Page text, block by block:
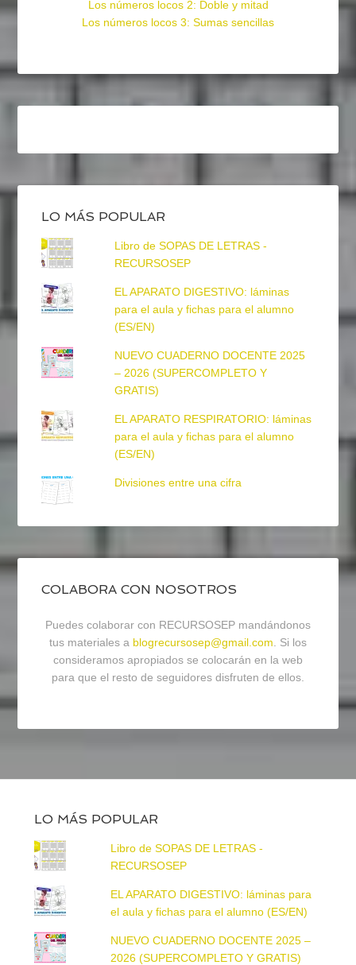
Los números locos 2: Doble y mitad
Los números locos 3: Sumas sencillas
LO MÁS POPULAR
Libro de SOPAS DE LETRAS -
RECURSOSEP
EL APARATO DIGESTIVO: láminas
para el aula y fichas para el alumno
(ES/EN)
NUEVO CUADERNO DOCENTE 2025
– 2026 (SUPERCOMPLETO Y
GRATIS)
EL APARATO RESPIRATORIO: láminas
para el aula y fichas para el alumno
(ES/EN)
Divisiones entre una cifra
COLABORA CON NOSOTROS
Puedes colaborar con RECURSOSEP mandándonos
tus materiales a blogrecursosep@gmail.com. Si los
consideramos apropiados se colocarán en la web
para que el resto de seguidores disfruten de ellos.
LO MÁS POPULAR
Libro de SOPAS DE LETRAS -
RECURSOSEP
EL APARATO DIGESTIVO: láminas para
el aula y fichas para el alumno (ES/EN)
NUEVO CUADERNO DOCENTE 2025 –
2026 (SUPERCOMPLETO Y GRATIS)